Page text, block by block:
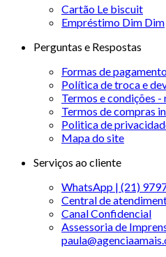
Cartão Le biscuit
Empréstimo Dim Dim
Perguntas e Respostas
Formas de
Política de troca e
Termos e condições
Termos de compras
Politica de
Mapa do site
Serviços ao cliente
WhatsApp | (21)
Central de
Canal Confidencial
Assessoria de